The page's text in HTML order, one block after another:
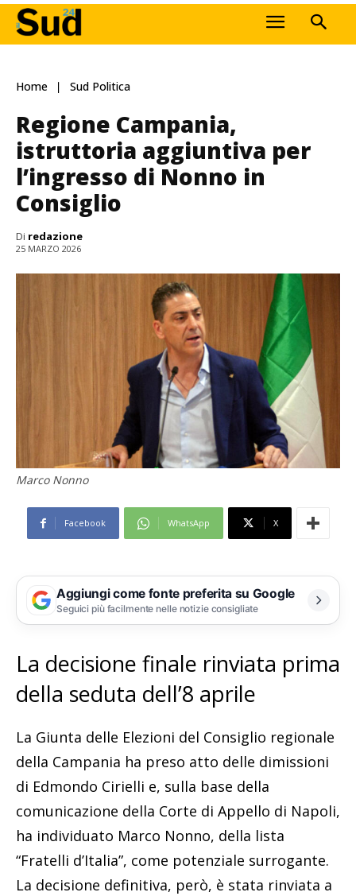
Home Sud Politica
Regione Campania,
istruttoria aggiuntiva per
l’ingresso di Nonno in
Consiglio
Di redazione
25 MARZO 2026
Marco Nonno
Facebook WhatsApp X
Aggiungi come fonte preferita su Google
Seguici più facilmente nelle notizie consigliate
La decisione finale rinviata prima
della seduta dell’8 aprile
La Giunta delle Elezioni del Consiglio regionale
della Campania ha preso atto delle dimissioni
di Edmondo Cirielli e, sulla base della
comunicazione della Corte di Appello di Napoli,
ha individuato Marco Nonno, della lista
“Fratelli d’Italia”, come potenziale surrogante.
La decisione definitiva, però, è stata rinviata a